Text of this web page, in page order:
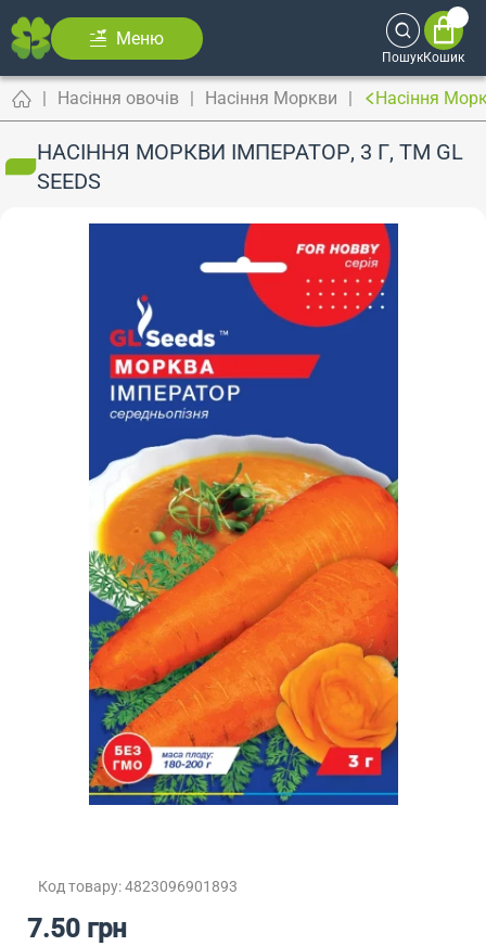
Меню
ПошукКошик
Насіння овочів Насіння Моркви Насіння
НАСІННЯ МОРКВИ ІМПЕРАТОР, 3 Г, ТМ GL
SEEDS
Код товару: 4823096901893
7.50 грн